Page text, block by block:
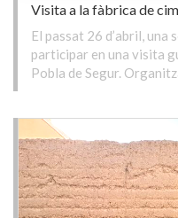
Visita a la fàbrica de
El passat 26 d’abril, una
participar en una visita
Pobla de Segur.